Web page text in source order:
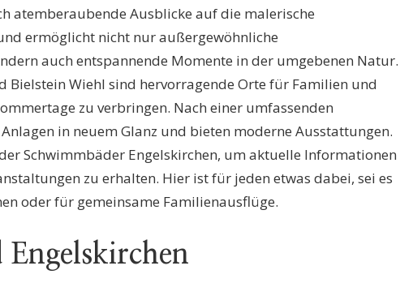
atemberaubende Ausblicke auf die malerische
ermöglicht nicht nur außergewöhnliche
auch entspannende Momente in der umgebenen Natur.
Bielstein Wiehl sind hervorragende Orte für Familien und
zu verbringen. Nach einer umfassenden
in neuem Glanz und bieten moderne Ausstattungen.
Schwimmbäder Engelskirchen, um aktuelle Informationen
zu erhalten. Hier ist für jeden etwas dabei, sei es
oder für gemeinsame Familienausflüge.
Engelskirchen